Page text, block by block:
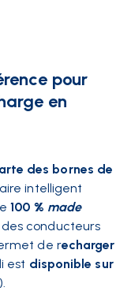
pour
en
des bornes de
intelligent
100 % made
des conducteurs
de recharger
est disponible sur